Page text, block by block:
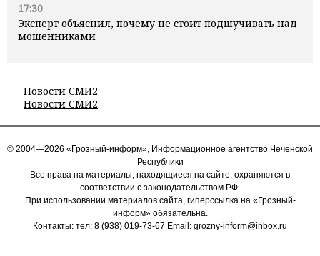
17:30
Эксперт объяснил, почему не стоит подшучивать над
мошенниками
Новости СМИ2
Новости СМИ2
© 2004—2026 «Грозный-информ», Информационное агентство Чеченской
Республики
Все права на материалы, находящиеся на сайте, охраняются в
соответствии с законодательством РФ.
При использовании материалов сайта, гиперссылка на «Грозный-
информ» обязательна.
Контакты: тел: 8 (938) 019-73-67 Email: grozny-inform@inbox.ru